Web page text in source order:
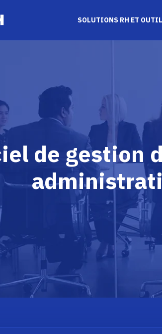
SOLUTIONS RH ET
de gestion